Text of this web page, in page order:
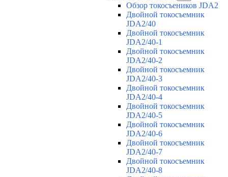
Обзор токосъеников JDA2
Двойной токосъемник
JDA2/40
Двойной токосъемник
JDA2/40-1
Двойной токосъемник
JDA2/40-2
Двойной токосъемник
JDA2/40-3
Двойной токосъемник
JDA2/40-4
Двойной токосъемник
JDA2/40-5
Двойной токосъемник
JDA2/40-6
Двойной токосъемник
JDA2/40-7
Двойной токосъемник
JDA2/40-8